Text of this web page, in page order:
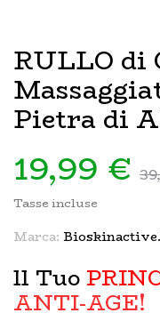
RULLO di
Pietra di
19,99 €
Tasse incluse
Marca:
ll Tuo
ANTI-AGE!